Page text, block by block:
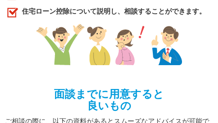
住宅ローン控除について説明し、相談することができます。
面談までに用意すると
良いもの
ご相談の際に、以下の資料があるとスムーズなアドバイスが可能で